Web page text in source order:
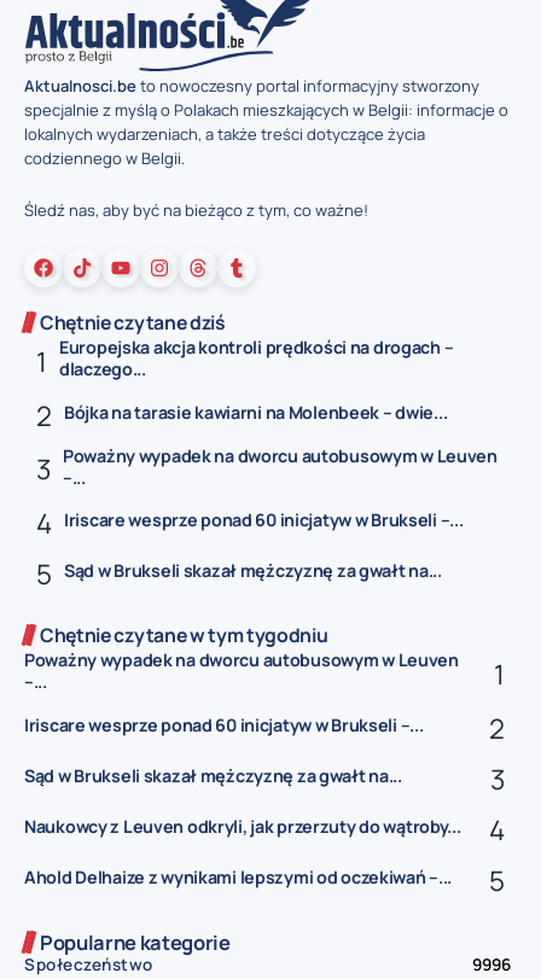
Aktualnosci.beto nowoczesny portal informacyjny stworzony
specjalnie z myślą o Polakach mieszkających w Belgii: informacje o
lokalnych wydarzeniach, a także treści dotyczące życia
codziennego w Belgii.
Śledź nas, aby być na bieżąco z tym, co ważne!
Chętnie czytane dziś
Europejska akcja kontroli prędkości na drogach –
dlaczego...
Bójka na tarasie kawiarni na Molenbeek – dwie...
Poważny wypadek na dworcu autobusowym w Leuven
–...
Iriscare wesprze ponad 60 inicjatyw w Brukseli –...
Sąd w Brukseli skazał mężczyznę za gwałt na...
Chętnie czytane w tym tygodniu
Poważny wypadek na dworcu autobusowym w Leuven
–...
Iriscare wesprze ponad 60 inicjatyw w Brukseli –...
Sąd w Brukseli skazał mężczyznę za gwałt na...
Naukowcy z Leuven odkryli, jak przerzuty do wątroby...
Ahold Delhaize z wynikami lepszymi od oczekiwań –...
Popularne kategorie
Społeczeństwo 9996